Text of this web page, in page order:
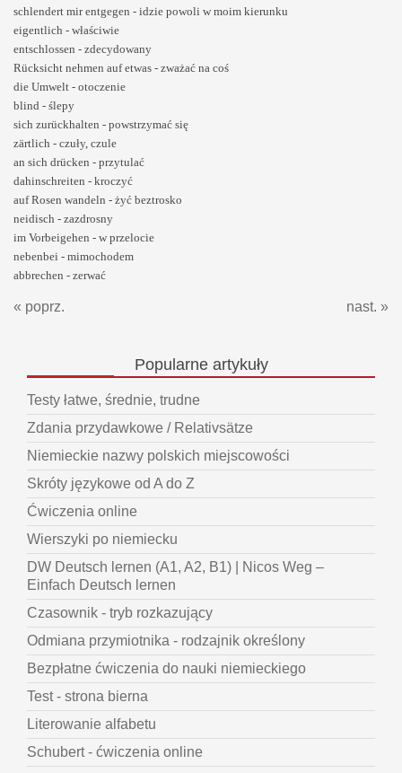
schlendert mir entgegen - idzie powoli w moim kierunku
eigentlich - właściwie
entschlossen - zdecydowany
Rücksicht nehmen auf etwas - zważać na coś
die Umwelt - otoczenie
blind - ślepy
sich zurückhalten - powstrzymać się
zärtlich - czuły, czule
an sich drücken - przytulać
dahinschreiten - kroczyć
auf Rosen wandeln - żyć beztrosko
neidisch - zazdrosny
im Vorbeigehen - w przelocie
nebenbei - mimochodem
abbrechen - zerwać
« poprz. nast. »
Popularneartykuły
Testy łatwe, średnie, trudne
Zdania przydawkowe / Relativsätze
Niemieckie nazwy polskich miejscowości
Skróty językowe od A do Z
Ćwiczenia online
Wierszyki po niemiecku
DW Deutsch lernen (A1, A2, B1) | Nicos Weg –
Einfach Deutsch lernen
Czasownik - tryb rozkazujący
Odmiana przymiotnika - rodzajnik określony
Bezpłatne ćwiczenia do nauki niemieckiego
Test - strona bierna
Literowanie alfabetu
Schubert - ćwiczenia online